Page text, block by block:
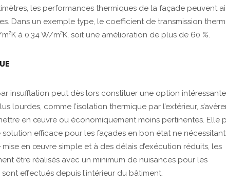
les performances thermiques de la façade peuvent
Dans un exemple type, le coefficient de transmission
à 0,34 W/m²K, soit une amélioration de plus de 60 %.
insufflation peut dès lors constituer une option intéressante
lourdes, comme l’isolation thermique par l’extérieur,
en œuvre ou économiquement moins pertinentes. Elle
efficace pour les façades en bon état ne
en œuvre simple et à des délais d’exécution réduits, les
être réalisés avec un minimum de nuisances pour les
effectués depuis l’intérieur du bâtiment.